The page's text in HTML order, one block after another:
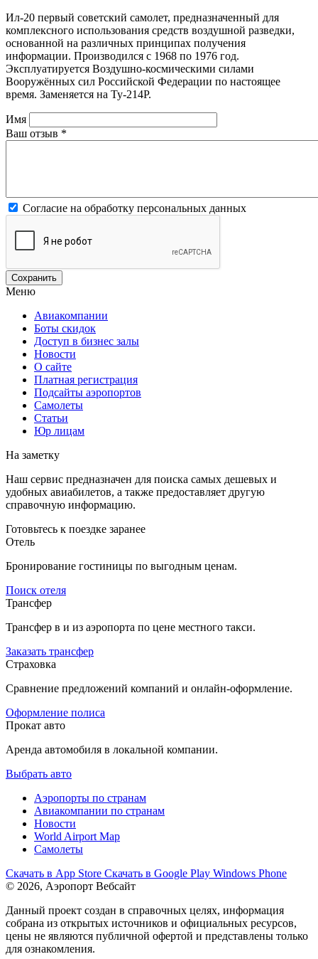
Ил-20 первый советский самолет, предназначенный для
комплексного использования средств воздушной разведки,
основанной на различных принципах получения
информации. Производился с 1968 по 1976 год.
Эксплуатируется Воздушно-космическими силами
Вооружённых сил Российской Федерации по настоящее
время. Заменяется на Ту-214Р.
Имя
Ваш отзыв *
Согласие на обработку персональных данных
Меню
Авиакомпании
Боты скидок
Доступ в бизнес залы
Новости
О сайте
Платная регистрация
Подсайты аэропортов
Самолеты
Статьи
Юр лицам
На заметку
Наш сервис предназначен для поиска самых дешевых и
удобных авиабилетов, а также предоставляет другую
справочную информацию.
Готовьтесь к поездке заранее
Отель
Бронирование гостиницы по выгодным ценам.
Поиск отеля
Трансфер
Трансфер в и из аэропорта по цене местного такси.
Заказать трансфер
Страховка
Сравнение предложений компаний и онлайн-оформление.
Оформление полиса
Прокат авто
Аренда автомобиля в локальной компании.
Выбрать авто
Аэропорты по странам
Авиакомпании по странам
Новости
World Airport Map
Самолеты
Скачать в App Store Скачать в Google Play Windows Phone
© 2026, Аэропорт Вебсайт
Данный проект создан в справочных целях, информация
собрана из открытых источников и официальных ресурсов,
цены не являются публичной офертой и представлены только
для ознакомления.